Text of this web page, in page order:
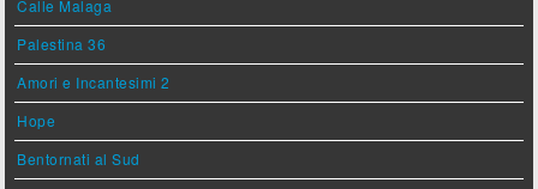
Calle Malaga
Palestina 36
Amori e Incantesimi 2
Hope
Bentornati al Sud